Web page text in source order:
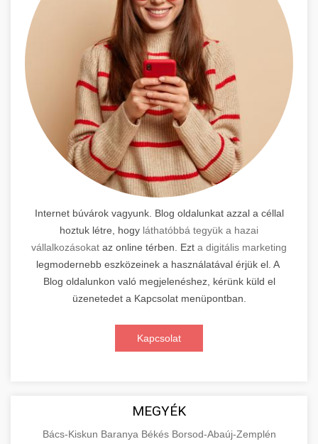
Internet búvárok vagyunk. Blog oldalunkat azzal a céllal
hoztuk létre, hogy láthatóbbá tegyük a hazai
vállalkozásokat az online térben. Ezt a digitális marketing
legmodernebb eszközeinek a használatával érjük el. A
Blog oldalunkon való megjelenéshez, kérünk küld el
üzenetedet a Kapcsolat menüpontban.
Kapcsolat
MEGYÉK
Bács-Kiskun Baranya Békés Borsod-Abaúj-Zemplén